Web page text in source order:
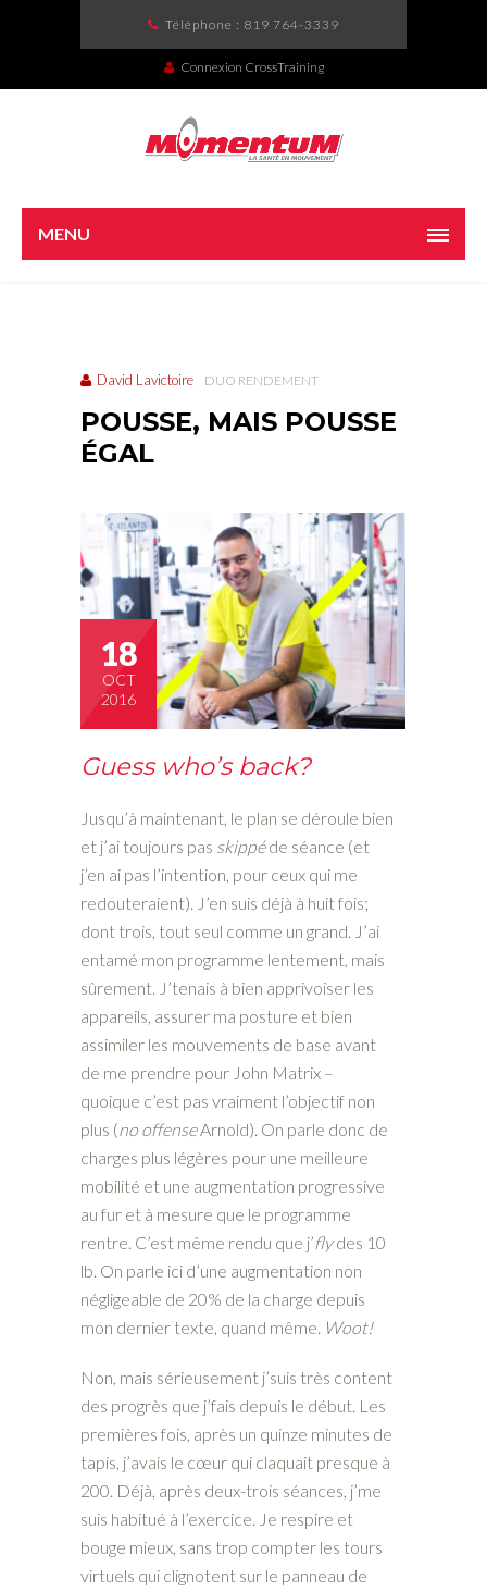
Téléphone : 819 764-3339
Connexion CrossTraining
MENU
David Lavictoire DUO RENDEMENT
POUSSE, MAIS POUSSE
ÉGAL
18
OCT
2016
Guess who’s back?
Jusqu’à maintenant, le plan se déroule bien
et j’ai toujours pas skippéde séance (et
j’en ai pas l’intention, pour ceux qui me
redouteraient). J’en suis déjà à huit fois;
dont trois, tout seul comme un grand. J’ai
entamé mon programme lentement, mais
sûrement. J’tenais à bien apprivoiser les
appareils, assurer ma posture et bien
assimiler les mouvements de base avant
de me prendre pour John Matrix –
quoique c’est pas vraiment l’objectif non
plus (no offenseArnold). On parle donc de
charges plus légères pour une meilleure
mobilité et une augmentation progressive
au fur et à mesure que le programme
rentre. C’est même rendu que j’flydes 10
lb. On parle ici d’une augmentation non
négligeable de 20% de la charge depuis
mon dernier texte, quand même. Woot!
Non, mais sérieusement j’suis très content
des progrès que j’fais depuis le début. Les
premières fois, après un quinze minutes de
tapis, j’avais le cœur qui claquait presque à
200. Déjà, après deux-trois séances, j’me
suis habitué à l’exercice. Je respire et
bouge mieux, sans trop compter les tours
virtuels qui clignotent sur le panneau de